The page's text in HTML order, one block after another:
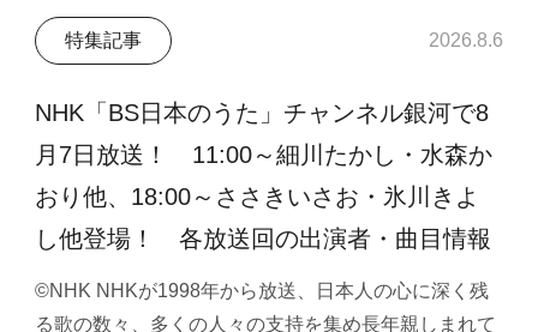
特集記事 2026.8.6
NHK「BS日本のうた」チャンネル銀河で8
月7日放送！ 11:00～細川たかし・水森か
おり他、18:00～ささきいさお・氷川きよ
し他登場！ 各放送回の出演者・曲目情報
©NHK NHKが1998年から放送、日本人の心に深く残
る歌の数々、多くの人々の支持を集め長年親しまれて